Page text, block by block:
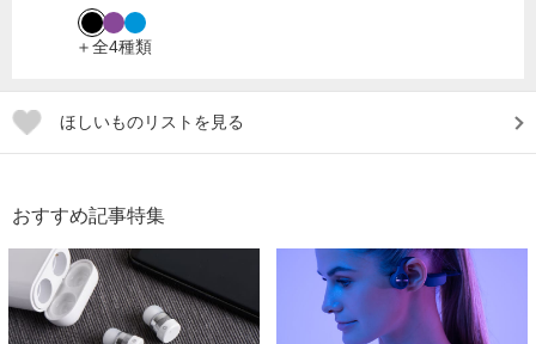
＋全4種類
ほしいものリストを見る
おすすめ記事特集